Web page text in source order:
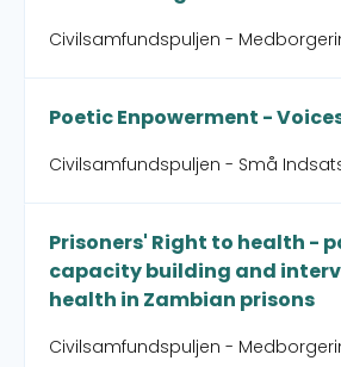
Civilsamfundspuljen -
Poetic Enpowerment -
Civilsamfundspuljen - Små
Prisoners' Right to health -
capacity building and
health in Zambian prisons
Civilsamfundspuljen -